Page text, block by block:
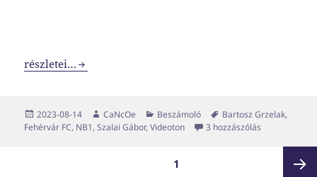
Nem kell kiütés sem a kettős látáshoz
részletei…
Közzétéve
2023-08-14 Szerző
CaNcOe Kategória
Beszámoló Címke
Bartosz Grzelak,
Fehérvár FC, NB1,Szalai Gábor,Videoton 3 hozzászólás
1